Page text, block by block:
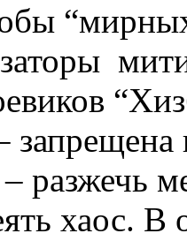
разжечь
хаос. В